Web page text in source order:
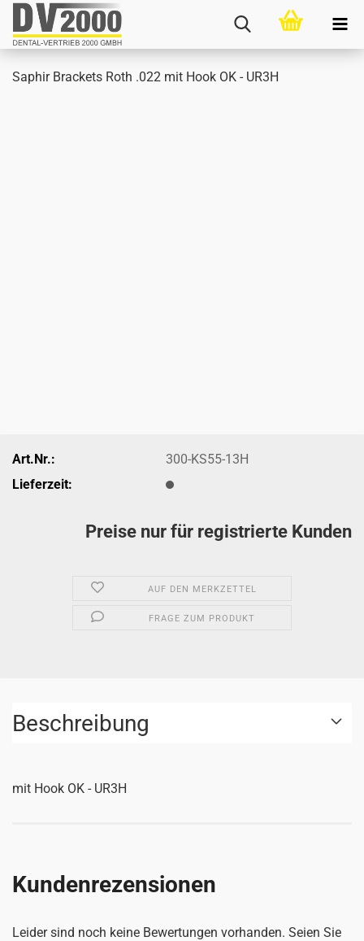
Sa­phir Bra­ckets Roth .022 mit Hook OK - UR3H
Art.Nr.:
300-KS55-13H
Lieferzeit:
Preise nur für registrierte Kunden
AUF DEN MERKZETTEL
FRAGE ZUM PRODUKT
Beschreibung
mit Hook OK - UR3H
Kundenrezensionen
Leider sind noch keine Bewertungen vorhanden. Seien Sie